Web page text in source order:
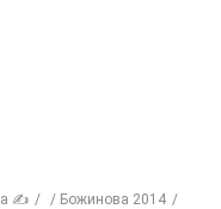
✍
Божинова 2014